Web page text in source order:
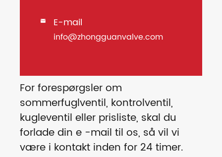
 E-mail
info@zhongguanvalve.com
For forespørgsler om
sommerfuglventil, kontrolventil,
kugleventil eller prisliste, skal du
forlade din e -mail til os, så vil vi
være i kontakt inden for 24 timer.